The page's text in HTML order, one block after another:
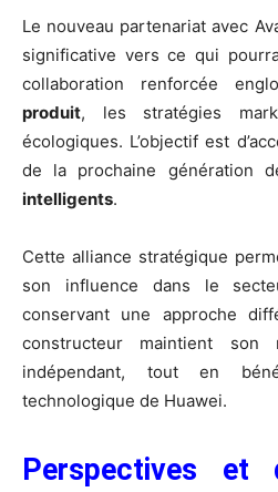
Le nouveau partenariat avec
significative vers ce qui
collaboration renforcée
produit, les stratégies
écologiques. L’objectif est
de la prochaine génération
intelligents.
Cette alliance stratégique
son influence dans le
conservant une approche
constructeur maintient son
indépendant, tout en
technologique de Huawei.
Perspectives